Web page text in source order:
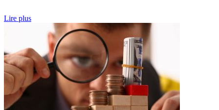
Lire plus